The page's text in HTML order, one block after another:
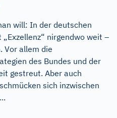
will: In der deutschen
nirgendwo weit –
Vor allem die
des Bundes und der
gestreut. Aber auch
sich inzwischen